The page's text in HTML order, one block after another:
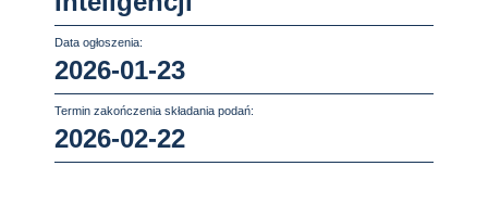
Data ogłoszenia:
2026-01-23
Termin zakończenia składania podań:
2026-02-22